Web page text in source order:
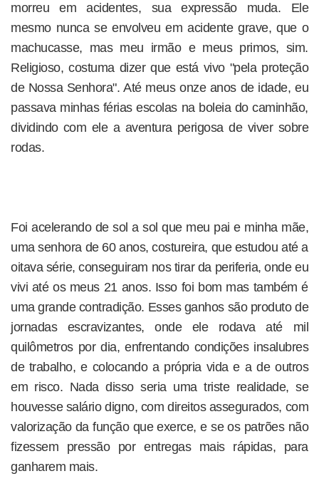
morreu em acidentes, sua expressão muda. Ele
mesmo nunca se envolveu em acidente grave, que o
machucasse, mas meu irmão e meus primos, sim.
Religioso, costuma dizer que está vivo "pela proteção
de Nossa Senhora". Até meus onze anos de idade, eu
passava minhas férias escolas na boleia do caminhão,
dividindo com ele a aventura perigosa de viver sobre
rodas.
Foi acelerando de sol a sol que meu pai e minha mãe,
uma senhora de 60 anos, costureira, que estudou até a
oitava série, conseguiram nos tirar da periferia, onde eu
vivi até os meus 21 anos. Isso foi bom mas também é
uma grande contradição. Esses ganhos são produto de
jornadas escravizantes, onde ele rodava até mil
quilômetros por dia, enfrentando condições insalubres
de trabalho, e colocando a própria vida e a de outros
em risco. Nada disso seria uma triste realidade, se
houvesse salário digno, com direitos assegurados, com
valorização da função que exerce, e se os patrões não
fizessem pressão por entregas mais rápidas, para
ganharem mais.